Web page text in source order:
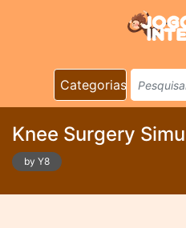
Categorias
Knee Surgery
by Y8